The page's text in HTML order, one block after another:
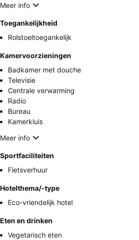
Meer info
Toegankelijkheid
Rolstoeltoegankelijk
Kamervoorzieningen
Badkamer met douche
Televisie
Centrale verwarming
Radio
Bureau
Kamerkluis
Meer info
Sportfaciliteiten
Fietsverhuur
Hotelthema/-type
Eco-vriendelijk hotel
Eten en drinken
Vegetarisch eten